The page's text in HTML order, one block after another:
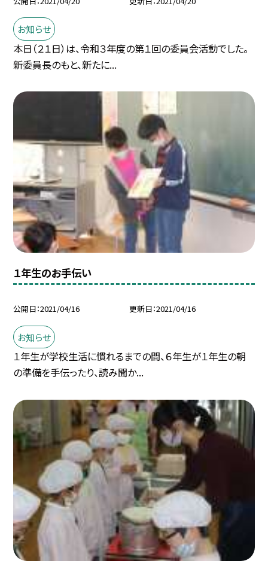
お知らせ
本日（２１日）は、令和３年度の第１回の委員会活動でした。
新委員長のもと、新たに...
１年生のお手伝い
公開日 2021/04/16 更新日 2021/04/16
お知らせ
１年生が学校生活に慣れるまでの間、６年生が１年生の朝
の準備を手伝ったり、読み聞か...